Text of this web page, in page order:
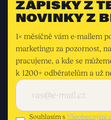
ZÁPISKY Z
NOVINKY Z
1× měsíčně vám e-mailem
marketingu za pozornost,
pracujeme, a kde se
k 1200+ odběratelům a už
Souhlasím sVšeobecnými